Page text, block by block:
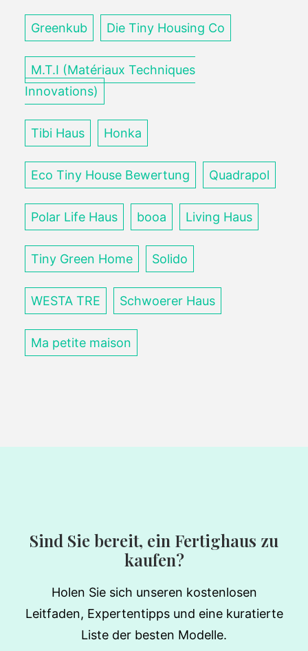
Greenkub Die Tiny Housing Co
M.T.I (Matériaux Techniques
Innovations)
Tibi Haus Honka
Eco Tiny House Bewertung Quadrapol
Polar Life Haus booa Living Haus
Tiny Green Home Solido
WESTA TRE Schwoerer Haus
Ma petite maison
Sind Sie bereit, ein Fertighaus zu
kaufen?
Holen Sie sich unseren kostenlosen
Leitfaden, Expertentipps und eine kuratierte
Liste der besten Modelle.